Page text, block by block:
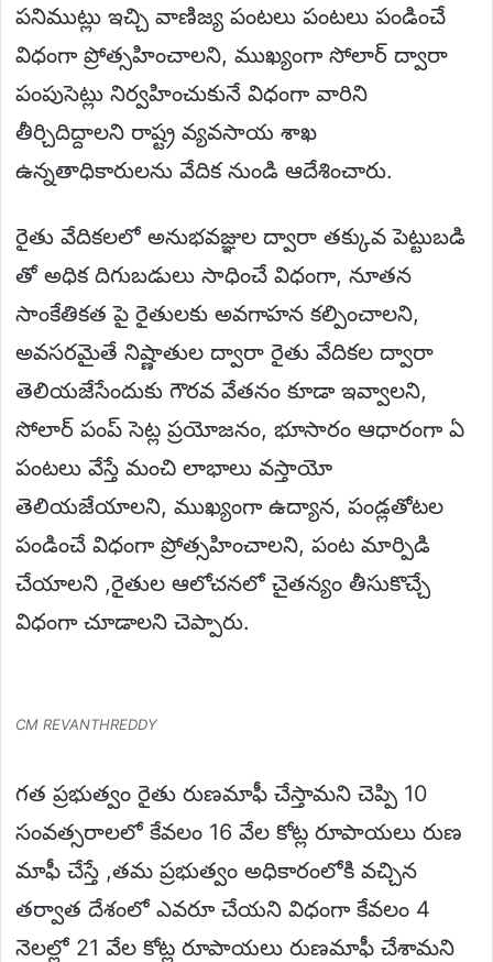
పనిముట్లు ఇచ్చి వాణిజ్య పంటలు పంటలు పండించే
విధంగా ప్రోత్సహించాలని, ముఖ్యంగా సోలార్ ద్వారా
పంపుసెట్లు నిర్వహించుకునే విధంగా వారిని
తీర్చిదిద్దాలని రాష్ట్ర వ్యవసాయ శాఖ
ఉన్నతాధికారులను వేదిక నుండి ఆదేశించారు.
రైతు వేదికలలో అనుభవజ్ఞుల ద్వారా తక్కువ పెట్టుబడి
తో అధిక దిగుబడులు సాధించే విధంగా, నూతన
సాంకేతికత పై రైతులకు అవగాహన కల్పించాలని,
అవసరమైతే నిష్ణాతుల ద్వారా రైతు వేదికల ద్వారా
తెలియజేసేందుకు గౌరవ వేతనం కూడా ఇవ్వాలని,
సోలార్ పంప్ సెట్ల ప్రయోజనం, భూసారం ఆధారంగా ఏ
పంటలు వేస్తే మంచి లాభాలు వస్తాయో
తెలియజేయాలని, ముఖ్యంగా ఉద్యాన, పండ్లతోటల
పండించే విధంగా ప్రోత్సహించాలని, పంట మార్పిడి
చేయాలని ,రైతుల ఆలోచనలో చైతన్యం తీసుకొచ్చే
విధంగా చూడాలని చెప్పారు.
CM REVANTHREDDY
గత ప్రభుత్వం రైతు రుణమాఫీ చేస్తామని చెప్పి 10
సంవత్సరాలలో కేవలం 16 వేల కోట్ల రూపాయలు రుణ
మాఫీ చేస్తే ,తమ ప్రభుత్వం అధికారంలోకి వచ్చిన
తర్వాత దేశంలో ఎవరూ చేయని విధంగా కేవలం 4
నెలల్లో 21 వేల కోట్ల రూపాయలు రుణమాఫీ చేశామని